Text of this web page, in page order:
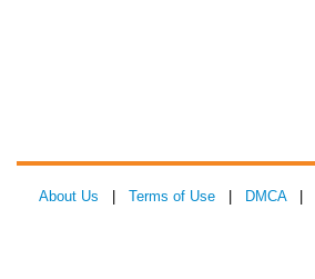
About Us Terms of Use DMCA|